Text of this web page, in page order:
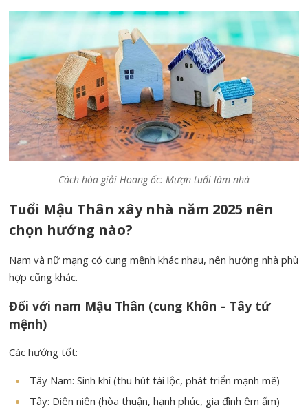
Cách hóa giải Hoang ốc: Mượn tuổi làm nhà
Tuổi Mậu Thân xây nhà năm 2025 nên
chọn hướng nào?
Nam và nữ mạng có cung mệnh khác nhau, nên hướng nhà phù
hợp cũng khác.
Đối với nam Mậu Thân (cung Khôn – Tây tứ
mệnh)
Các hướng tốt:
Tây Nam: Sinh khí (thu hút tài lộc, phát triển mạnh mẽ)
Tây: Diên niên (hòa thuận, hạnh phúc, gia đình êm ấm)